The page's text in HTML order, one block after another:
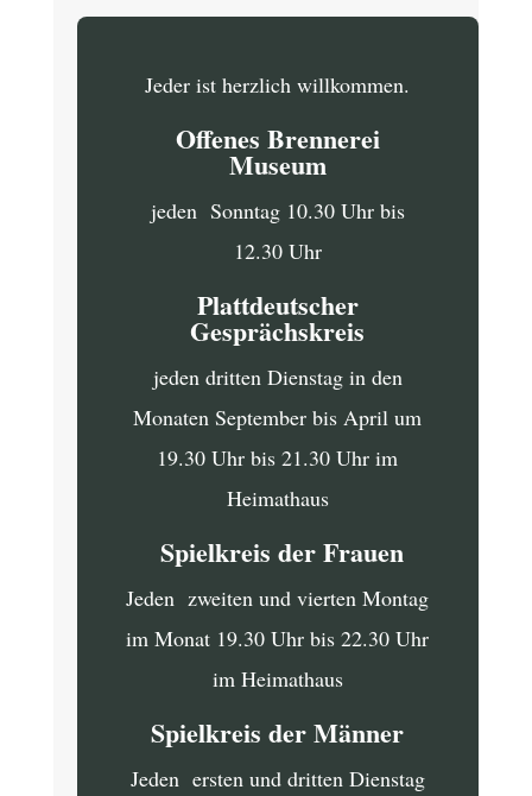
Jeder ist herzlich willkommen.
Offenes Brennerei
Museum
jeden Sonntag 10.30 Uhr bis
12.30 Uhr
Plattdeutscher
Gesprächskreis
jeden dritten Dienstag in den
Monaten September bis April um
19.30 Uhr bis 21.30 Uhr im
Heimathaus
Spielkreis der Frauen
Jeden zweiten und vierten Montag
im Monat 19.30 Uhr bis 22.30 Uhr
im Heimathaus
Spielkreis der Männer
Jeden ersten und dritten Dienstag